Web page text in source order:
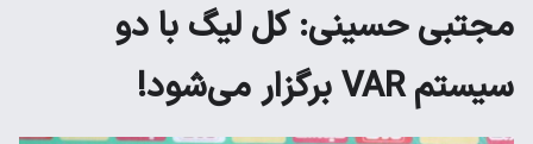
مجتبی حسینی: کل لیگ با دو
سیستم VAR برگزار می‌شود!